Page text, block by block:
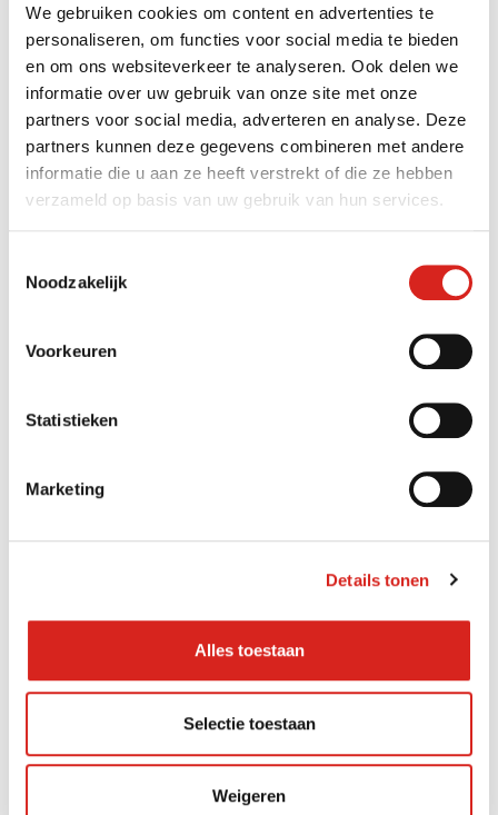
We gebruiken cookies om content en advertenties te
personaliseren, om functies voor social media te bieden
en om ons websiteverkeer te analyseren. Ook delen we
informatie over uw gebruik van onze site met onze
partners voor social media, adverteren en analyse. Deze
partners kunnen deze gegevens combineren met andere
informatie die u aan ze heeft verstrekt of die ze hebben
verzameld op basis van uw gebruik van hun services.
Noodzakelijk
Voorkeuren
Statistieken
Marketing
Details tonen
Alles toestaan
Selectie toestaan
Weigeren
volledig overzicht van het terrein. Oók in het donker of
bij (dichte) mist.
Tijdelijke camera
bijplaatsen
Daarnaast kan VCS binnen vierentwintig uur een
bouwwerkzaamheden. Dit is uiterst effectief om tijdig
vernieling.